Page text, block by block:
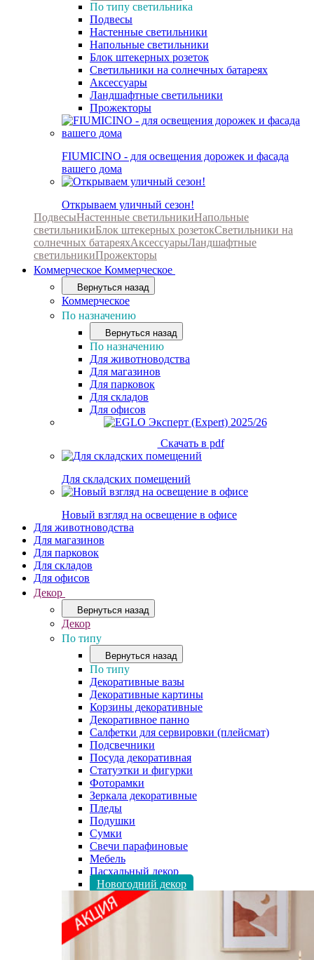
По типу светильника
Подвесы
Настенные светильники
Напольные светильники
Блок штекерных розеток
Светильники на солнечных батареях
Аксессуары
Ландшафтные светильники
Прожекторы
FIUMICINO - для освещения дорожек и фасада
вашего дома
Открываем уличный сезон!
ПодвесыНастенные светильникиНапольные
светильникиБлок штекерных розетокСветильники на
солнечных батареяхАксессуарыЛандшафтные
светильникиПрожекторы
Коммерческое Коммерческое
Вернуться назад
Коммерческое
По назначению
Вернуться назад
По назначению
Для животноводства
Для магазинов
Для парковок
Для складов
Для офисов
Скачать в pdf
Для складских помещений
Новый взгляд на освещение в офисе
Для животноводства
Для магазинов
Для парковок
Для складов
Для офисов
Декор
Вернуться назад
Декор
По типу
Вернуться назад
По типу
Декоративные вазы
Декоративные картины
Корзины декоративные
Декоративное панно
Салфетки для сервировки (плейсмат)
Подсвечники
Посуда декоративная
Статуэтки и фигурки
Фоторамки
Зеркала декоративные
Пледы
Подушки
Сумки
Свечи парафиновые
Мебель
Пасхальный декор
Новогодний декор